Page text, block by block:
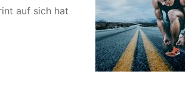
auf sich hat